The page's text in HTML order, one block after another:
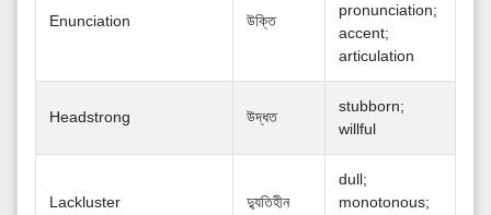
Enunciation উক্তি
pronunciation;
accent;
articulation
Headstrong উদ্ধত
stubborn;
willful
Lackluster দু্যতিহীন
dull;
monotonous;